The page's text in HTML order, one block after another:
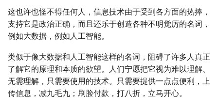
这也许也怪不得任何人，信息技术由于受到各方面的热捧，
支持它是政治正确，而且还乐于创造各种不明觉厉的名词，
例如大数据，例如人工智能。
类似于像大数据和人工智能这样的名词，阻碍了许多人真正
了解它的原理和本质的欲望。人们宁愿把它视为难以理解、
无需理解，只需要使用的技术。只需要提供一点点便利，上
传信息，减九毛九；刷脸付款，打八折，立马开心。